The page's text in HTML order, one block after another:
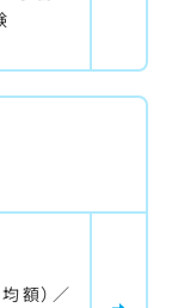
額）／